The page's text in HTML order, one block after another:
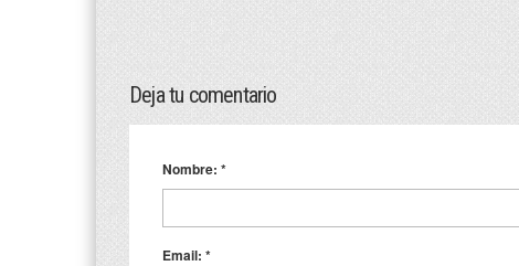
Deja tu comentario
Nombre: *
Email: *